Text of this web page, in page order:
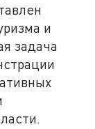
и
задача